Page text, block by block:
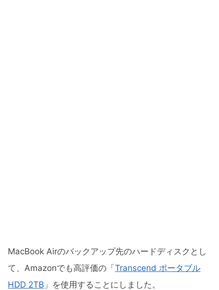
MacBook Airのバックアップ先のハードディスクとし
て、Amazonでも高評価の「Transcend ポータブル
HDD 2TB 」を使用することにしました。